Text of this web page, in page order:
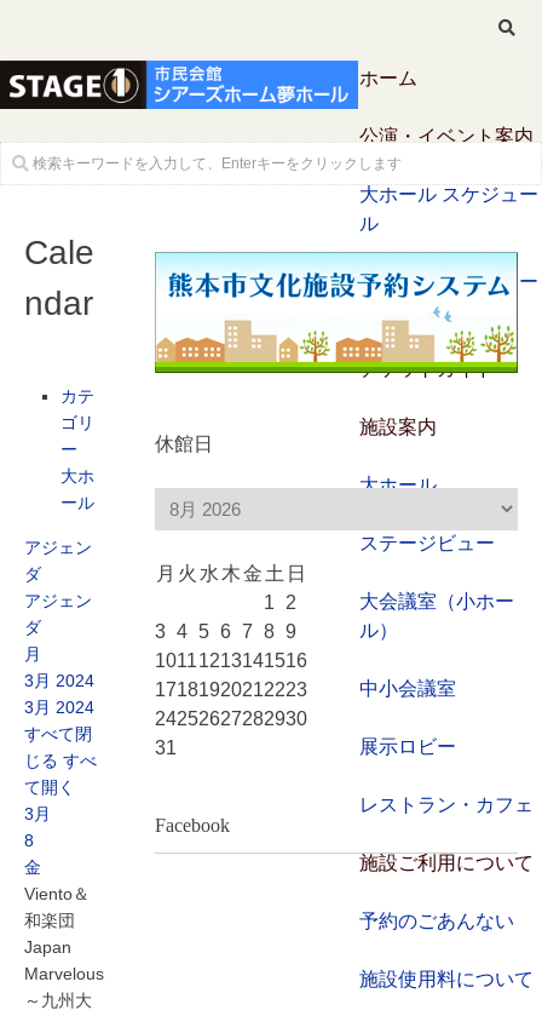
ホーム
公演・イベント案内
大ホール スケジュー
ル
大会議室 スケジュー
チケットガイド
施設案内
大ホール
ステージビュー
大会議室（小ホー
ル）
中小会議室
展示ロビー
レストラン・カフェ
施設ご利用について
予約のごあんない
施設使用料について
Cale
ndar
カテ
ゴリ
ー
大ホ
ール
アジェン
ダ
アジェン
ダ
月
3月 2024
3月 2024
すべて閉
じる すべ
て開く
3月
8
金
Viento＆
和楽団
Japan
Marvelous
～九州大
休館日
月 火 水 木金 土 日
1
2
3 4 5 6 7 8 9
10111213141516
17181920212223
24252627282930
31
Facebook